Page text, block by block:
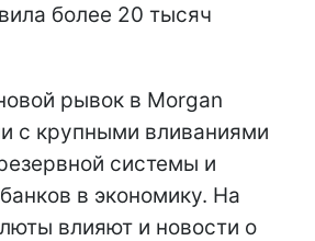
более 20 тысяч
рывок в Morgan
с крупными вливаниями
системы и
в экономику. На
влияют и новости о